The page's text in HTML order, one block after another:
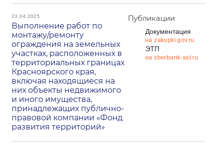
23.04.2025
Выполнение работ по
монтажу/ремонту
ограждения на земельных
участках, расположенных в
территориальных границах
Красноярского края,
включая находящиеся на
них объекты недвижимого
и иного имущества,
принадлежащих публично-
правовой компании «Фонд
развития территорий»
Публикации
Документация
на zakupki.gov.ru
ЭТП
на sberbank-ast.ru